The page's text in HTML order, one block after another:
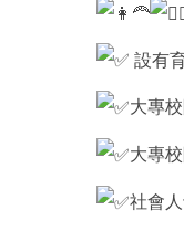
設有
大專
大專
社會